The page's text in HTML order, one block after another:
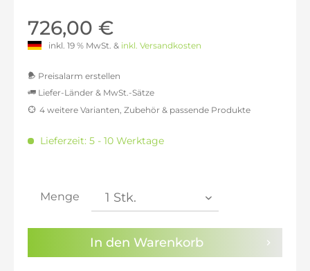
726,00 €
inkl. 19 % MwSt. & inkl. Versandkosten
Preisalarm erstellen
Sie haben dieDatenschutzbestimmungenzur
Kenntnis genommen.
Liefer-Länder & MwSt.-Sätze
inkl. 16% MwSt.: 707,70 €
inkl. 20% MwSt.: 732,10 €
inkl. 21% MwSt.: 738,20 €
inkl. 22% MwSt.: 744,30 €
4 weitere Varianten, Zubehör & passende Produkte
Lieferzeit: 5 - 10 Werktage
Menge
In den Warenkorb